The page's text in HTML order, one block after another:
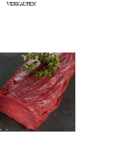
VERKAUFEN